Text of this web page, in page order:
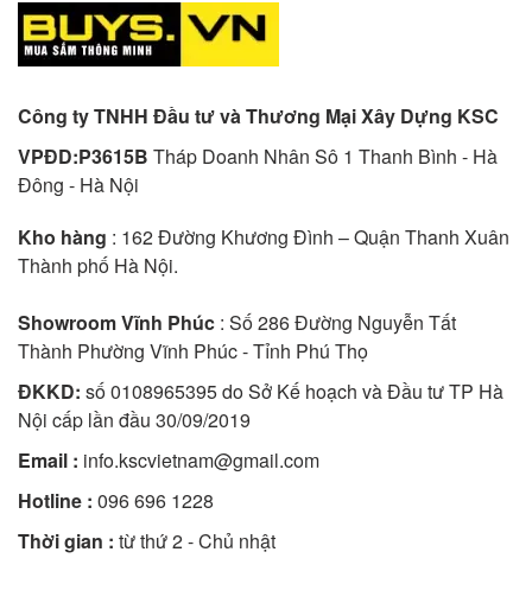
Công ty TNHH Đầu tư và Thương Mại Xây Dựng KSC
VPĐD:P3615B Tháp Doanh Nhân Sô 1 Thanh Bình - Hà
Đông - Hà Nội
Kho hàng : 162 Đường Khương Đình – Quận Thanh Xuân
Thành phố Hà Nội.
Showroom Vĩnh Phúc : Số 286 Đường Nguyễn Tất
Thành Phường Vĩnh Phúc - Tỉnh Phú Thọ
ĐKKD: số 0108965395 do Sở Kế hoạch và Đầu tư TP Hà
Nội cấp lần đầu 30/09/2019
Email : info.kscvietnam@gmail.com
Hotline : 096 696 1228
Thời gian : từ thứ 2 - Chủ nhật